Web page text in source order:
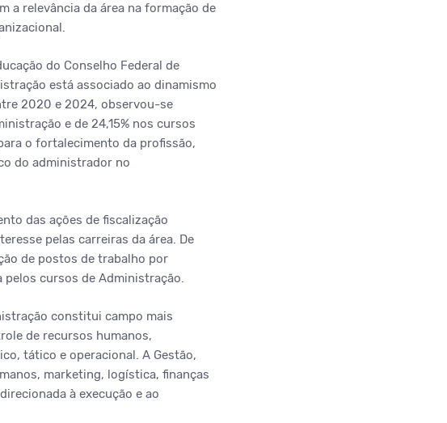
a relevância da área na formação de
do Conselho Federal de
está associado ao dinamismo
2020 e 2024, observou-se
e de 24,15% nos cursos
o fortalecimento da profissão,
do administrador no
das ações de fiscalização
pelas carreiras da área. De
de postos de trabalho por
cursos de Administração.
constitui campo mais
de recursos humanos,
tático e operacional. A Gestão,
marketing, logística, finanças
à execução e ao